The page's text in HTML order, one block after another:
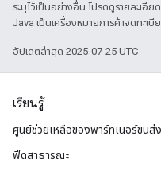
ระบุไว้เป็นอย่างอื่น โปรดดูรายละเอีย
Java เป็นเครื่องหมายการค้าจดทะเ
อัปเดตล่าสุด 2025-07-25 UTC
เรียนรู้
ศูนย์ช่วยเหลือของพาร์ทเนอร์ขนส่
ฟีดสาธารณะ